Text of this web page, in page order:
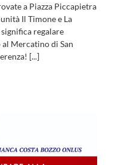
a Piazza Piccapietra
Il Timone e La
regalare
Mercatino di San
[...]